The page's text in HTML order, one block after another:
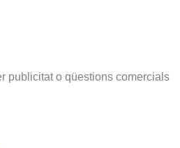
publicitat o qüestions comercials